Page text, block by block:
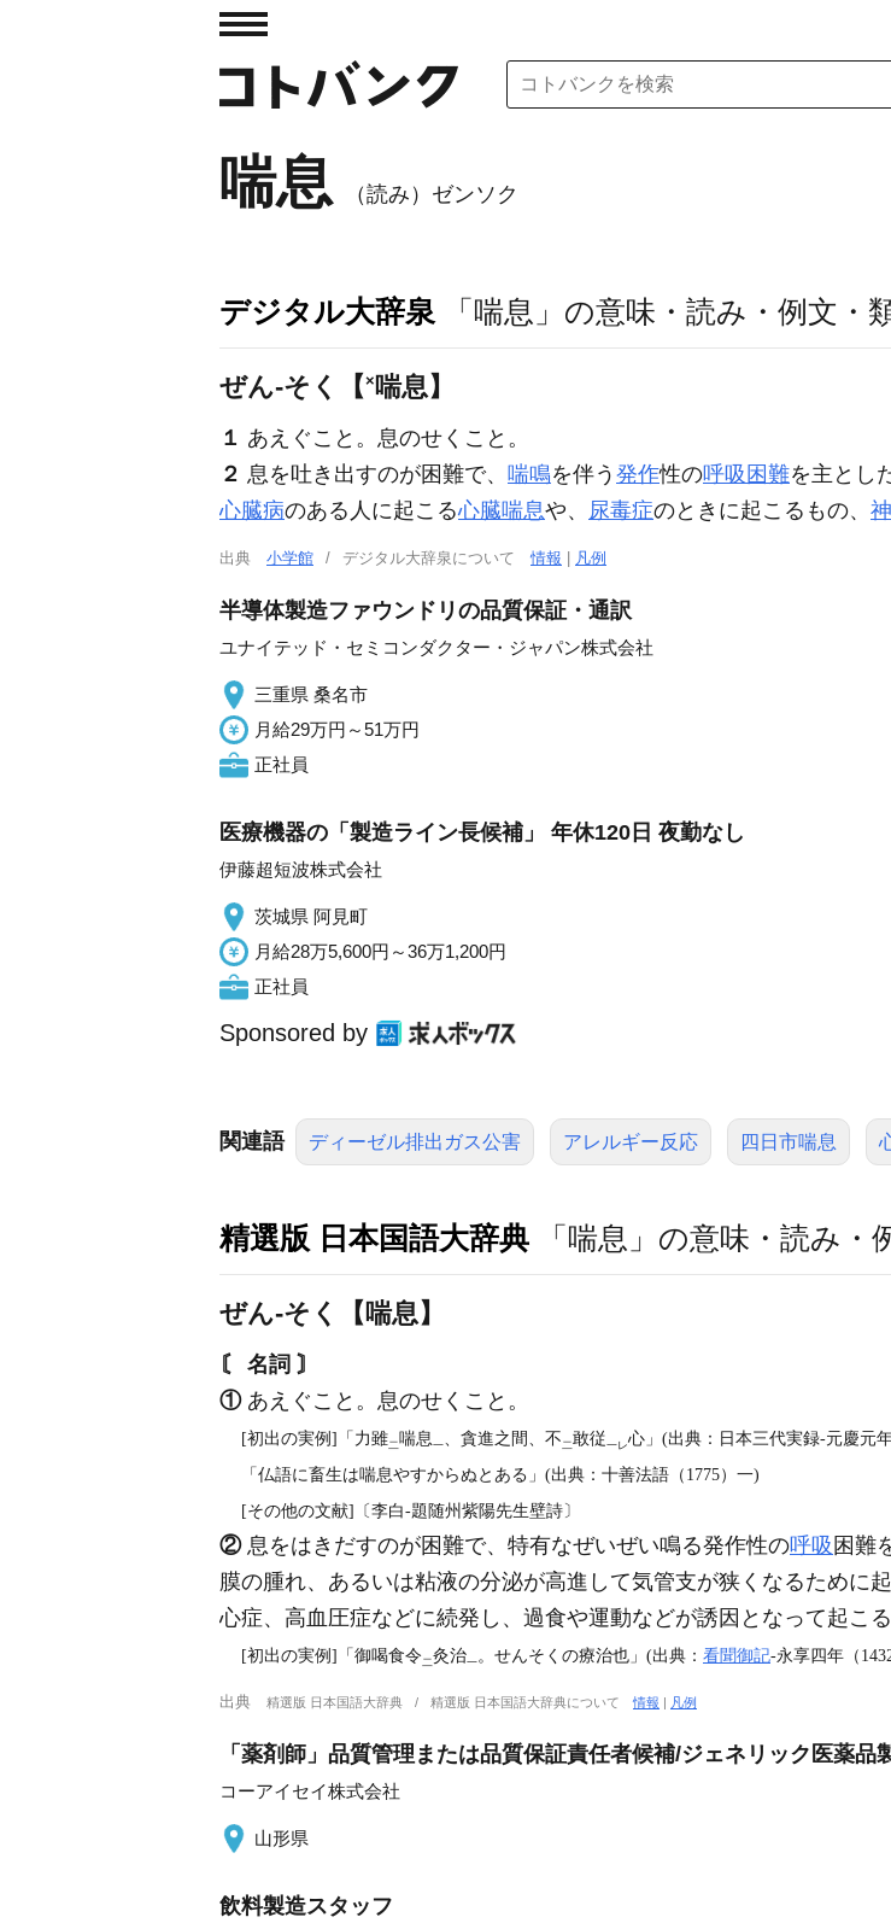
喘息 （読み）ゼンソク
デジタル大辞泉 「喘息」の意味・読み・例文・
ぜん‐そく【 ×喘息】
１ あえぐこと。息のせくこと。
２ 息を吐き出すのが困難で、 喘鳴を伴う 発作性の呼吸困難を主とし
心臓病のある人に起こる心臓喘息や、 尿毒症のときに起こるもの、
出典 小学館 デジタル大辞泉について情報 凡例
半導体製造ファウンドリの品質保証・通訳
ユナイテッド・セミコンダクター・ジャパン株式会社
三重県 桑名市
月給29万円～51万円
正社員
医療機器の「製造ライン長候補」 年休120日 夜勤なし
伊藤超短波株式会社
茨城県 阿見町
月給28万5,600円～36万1,200円
正社員
Sponsored by
関連語 ディーゼル排出ガス公害 アレルギー反応 四日市喘息
精選版 日本国語大辞典 「喘息」の意味・読み・
ぜん‐そく【喘息】
〘 名詞 〙
①あえぐこと。息のせくこと。
[初出の実例]「力雖二喘息 一 、貪進之間、不 二敢従一レ心」(出典：日本三代実録‐元慶元
「仏語に畜生は喘息やすからぬとある」(出典：十善法語（1775）一)
[その他の文献]〔李白‐題随州紫陽先生壁詩〕
②息をはきだすのが困難で、特有なぜいぜい鳴る発作性の呼吸 困難
膜の腫れ、あるいは粘液の分泌が高進して気管支が狭くなるために
心症、高血圧症などに続発し、過食や運動などが誘因となって起こ
[初出の実例]「御喝食令二灸治一 。せんそくの療治也」(出典： 看聞御記‐永享四年（
出典 精選版 日本国語大辞典 精選版 日本国語大辞典について情報 | 凡例
「薬剤師」品質管理または品質保証責任者候補/ジェネリック医薬
コーアイセイ株式会社
山形県
飲料製造スタッフ